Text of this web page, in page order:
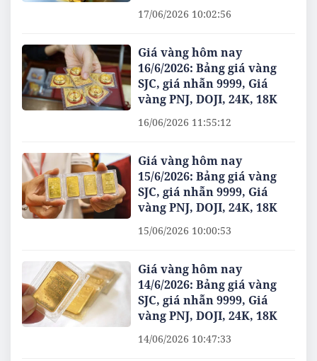
17/06/2026 10:02:56
Giá vàng hôm nay
16/6/2026: Bảng giá vàng
SJC, giá nhẫn 9999, Giá
vàng PNJ, DOJI, 24K, 18K
16/06/2026 11:55:12
Giá vàng hôm nay
15/6/2026: Bảng giá vàng
SJC, giá nhẫn 9999, Giá
vàng PNJ, DOJI, 24K, 18K
15/06/2026 10:00:53
Giá vàng hôm nay
14/6/2026: Bảng giá vàng
SJC, giá nhẫn 9999, Giá
vàng PNJ, DOJI, 24K, 18K
14/06/2026 10:47:33